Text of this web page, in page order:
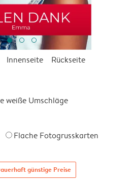
Innenseite Rückseite
weiße Umschläge
Flache Fotogrusskarten
günstige Preise